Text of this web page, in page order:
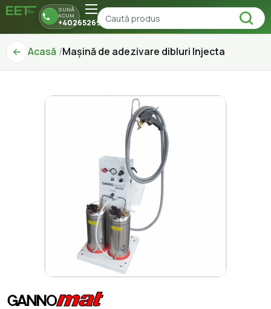
SUNĂ
ACUM
+40265269150
Acasă Mașină de adezivare dibluri Injecta